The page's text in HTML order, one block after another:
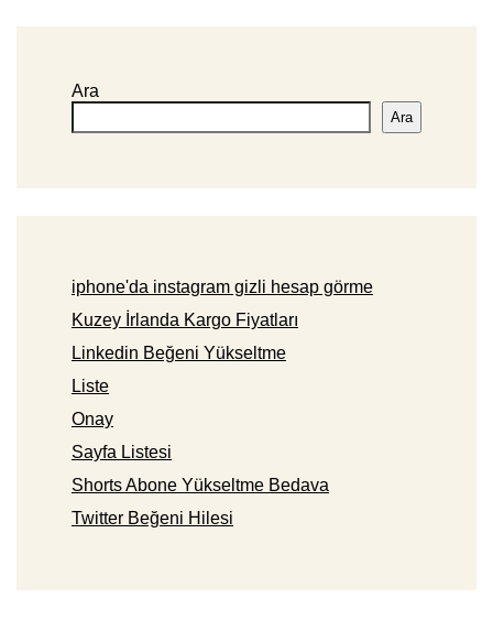
Ara
Ara
iphone'da instagram gizli hesap görme
Kuzey İrlanda Kargo Fiyatları
Linkedin Beğeni Yükseltme
Liste
Onay
Sayfa Listesi
Shorts Abone Yükseltme Bedava
Twitter Beğeni Hilesi